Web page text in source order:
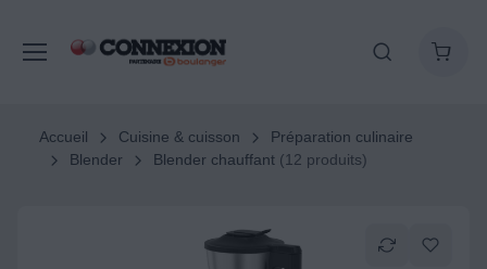
Accueil Cuisine & cuisson
Préparation culinaire
Blender
Blender chauffant(12 produits)